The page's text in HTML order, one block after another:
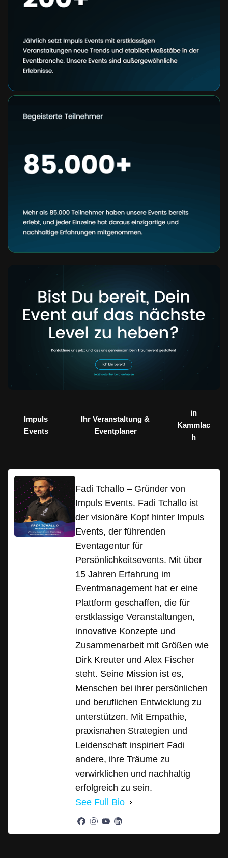
Impuls
Events
Ihr Veranstaltung &
Eventplaner
in
Kammlac
h
Fadi Tchallo – Gründer von
Impuls Events. Fadi Tchallo ist
der visionäre Kopf hinter Impuls
Events, der führenden
Eventagentur für
Persönlichkeitsevents. Mit über
15 Jahren Erfahrung im
Eventmanagement hat er eine
Plattform geschaffen, die für
erstklassige Veranstaltungen,
innovative Konzepte und
Zusammenarbeit mit Größen wie
Dirk Kreuter und Alex Fischer
steht. Seine Mission ist es,
Menschen bei ihrer persönlichen
und beruflichen Entwicklung zu
unterstützen. Mit Empathie,
praxisnahen Strategien und
Leidenschaft inspiriert Fadi
andere, ihre Träume zu
verwirklichen und nachhaltig
erfolgreich zu sein.
See Full Bio